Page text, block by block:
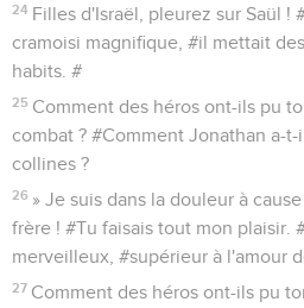
24 Filles d'Israël, pleurez sur Saül !
cramoisi magnifique, #il mettait
habits. #
25 Comment des héros ont-ils pu
combat ? #Comment Jonathan a-
collines ?
26 » Je suis dans la douleur à
frère ! #Tu faisais tout mon plaisir.
merveilleux, #supérieur à l'amour
27 Comment des héros ont-ils pu